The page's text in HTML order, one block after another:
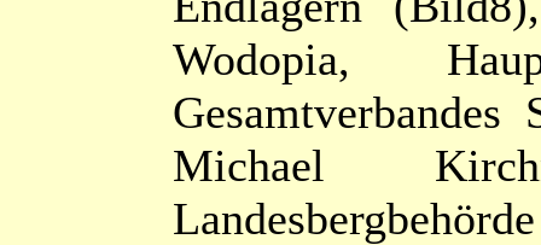
Wodopia,
Michael